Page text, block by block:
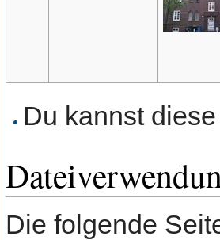
Du kannst
Die folgende